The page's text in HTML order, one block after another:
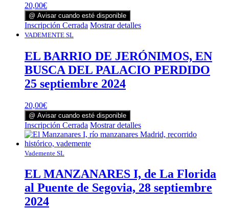
20,00€
@ Avisar cuando esté disponible
Inscripción Cerrada Mostrar detalles
VADEMENTE SL
EL BARRIO DE JERÓNIMOS, EN
BUSCA DEL PALACIO PERDIDO
25 septiembre 2024
20,00€
@ Avisar cuando esté disponible
Inscripción Cerrada Mostrar detalles
Vademente SL
EL MANZANARES I, de La Florida
al Puente de Segovia, 28 septiembre
2024